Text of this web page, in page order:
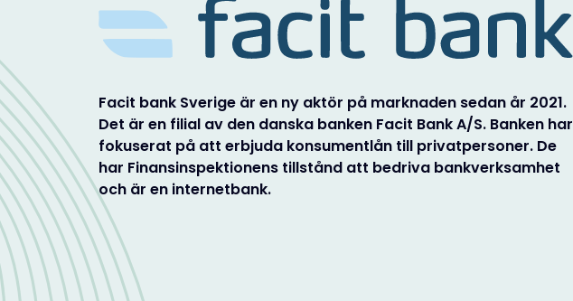
Facit bank Sverige är en ny aktör på marknaden sedan år 2021.
Det är en filial av den danska banken Facit Bank A/S. Banken har
fokuserat på att erbjuda konsumentlån till privatpersoner. De
har Finansinspektionens tillstånd att bedriva bankverksamhet
och är en internetbank.